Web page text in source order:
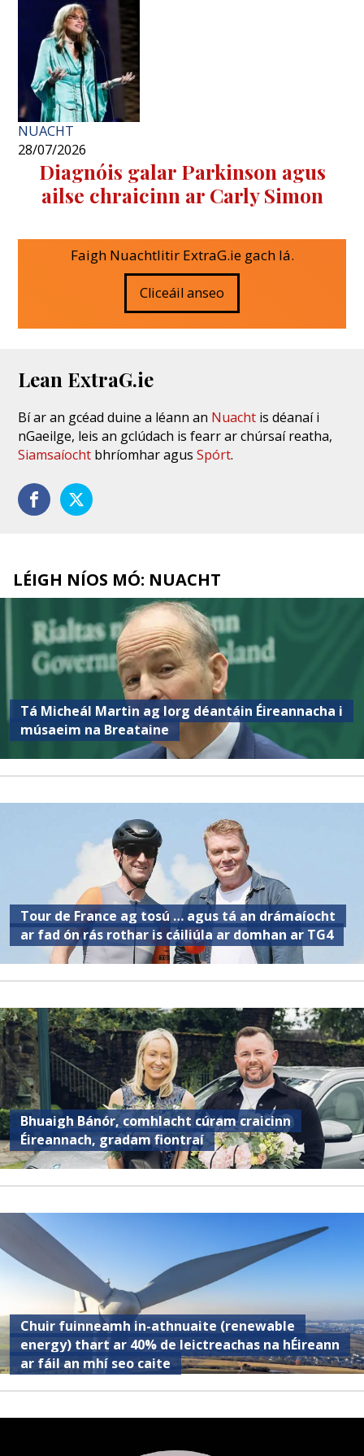
NUACHT
28/07/2026
Diagnóis galar Parkinson agus
ailse chraicinn ar Carly Simon
Faigh Nuachtlitir ExtraG.ie gach lá.
Cliceáil anseo
Lean ExtraG.ie
Bí ar an gcéad duine a léann an Nuacht is déanaí i
nGaeilge, leis an gclúdach is fearr ar chúrsaí reatha,
Siamsaíocht bhríomhar agusSpórt.
LÉIGH NÍOS MÓ: NUACHT
Tá Micheál Martin ag lorg déantáin Éireannacha i
músaeim na Breataine
Tour de France ag tosú … agus tá an drámaíocht
ar fad ón rás rothar is cáiliúla ar domhan ar TG4
Bhuaigh Bánór, comhlacht cúram craicinn
Éireannach, gradam fiontraí
Chuir fuinneamh in-athnuaite (renewable
energy) thart ar 40% de leictreachas na hÉireann
ar fáil an mhí seo caite